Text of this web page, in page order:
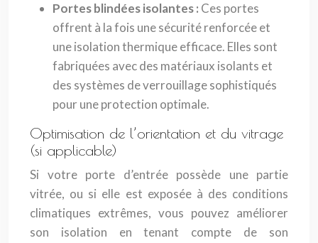
Portes blindées isolantes : Ces portes
offrent à la fois une sécurité renforcée et
une isolation thermique efficace. Elles sont
fabriquées avec des matériaux isolants et
des systèmes de verrouillage sophistiqués
pour une protection optimale.
Optimisation de l’orientation et du vitrage
(si applicable)
Si votre porte d’entrée possède une partie
vitrée, ou si elle est exposée à des conditions
climatiques extrêmes, vous pouvez améliorer
son isolation en tenant compte de son